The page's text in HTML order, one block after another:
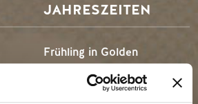
JAHRESZEITEN
Frühling in Golden
Sommer in Golden
Goldener Herbst